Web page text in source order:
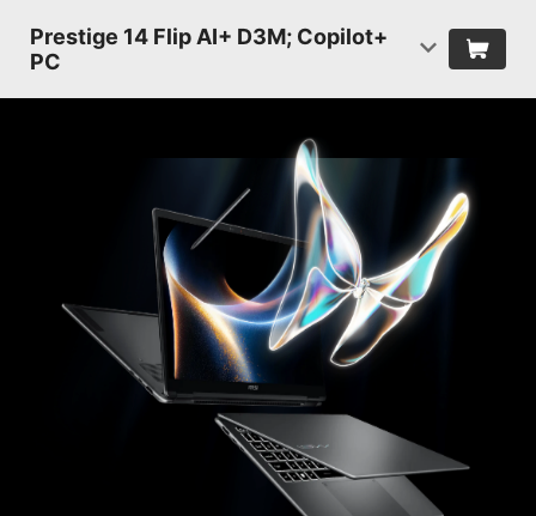
Prestige 14 Flip AI+ D3M; Copilot+
PC